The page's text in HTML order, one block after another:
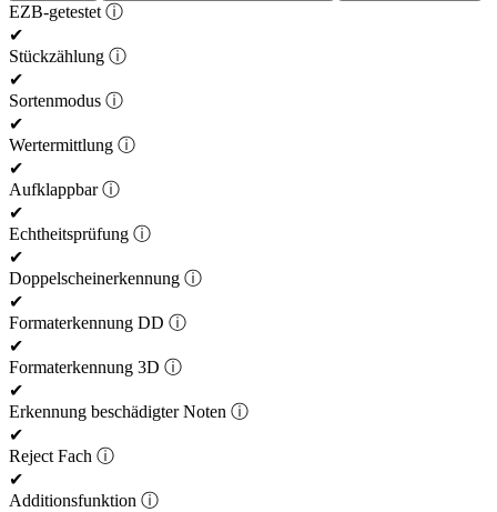
EZB-getestet ⓘ
✔
Stückzählung ⓘ
✔
Sortenmodus ⓘ
✔
Wertermittlung ⓘ
✔
Aufklappbarⓘ
✔
Echtheitsprüfung ⓘ
✔
Doppelscheinerkennung ⓘ
✔
Formaterkennung DD ⓘ
✔
Formaterkennung 3D ⓘ
✔
Erkennung beschädigter Noten ⓘ
✔
Reject Fach ⓘ
✔
Additionsfunktion ⓘ